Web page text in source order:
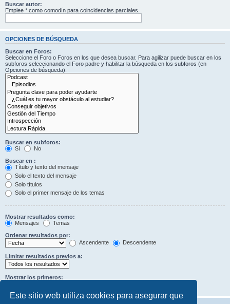
Este sitio web utiliza cookies para asegurar que
Buscar autor:
Emplee * como comodín para coincidencias parciales.
OPCIONES DE BÚSQUEDA
Buscar en Foros:
Seleccione el Foro o Foros en los que desea buscar. Para agilizar puede buscar en los
subforos seleccionando el Foro padre y habilitar la búsqueda en los subforos (en
Opciones de búsqueda).
Buscar en subforos:
Sí
No
Buscar en :
Título y texto del mensaje
Solo el texto del mensaje
Solo títulos
Solo el primer mensaje de los temas
Mostrar resultados como:
Mensajes
Temas
Ordenar resultados por:
Ascendente
Descendente
Limitar resultados previos a:
Mostrar los primeros: